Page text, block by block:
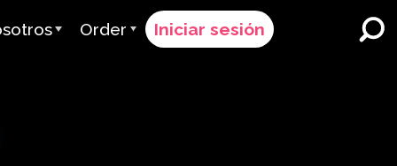
Order Iniciar sesión